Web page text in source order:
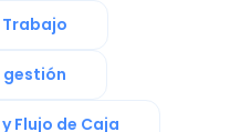
gestión
Flujo de Caja